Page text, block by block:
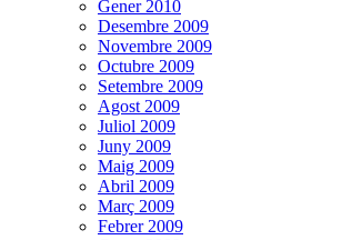
Gener 2010
Desembre 2009
Novembre 2009
Octubre 2009
Setembre 2009
Agost 2009
Juliol 2009
Juny 2009
Maig 2009
Abril 2009
Març 2009
Febrer 2009